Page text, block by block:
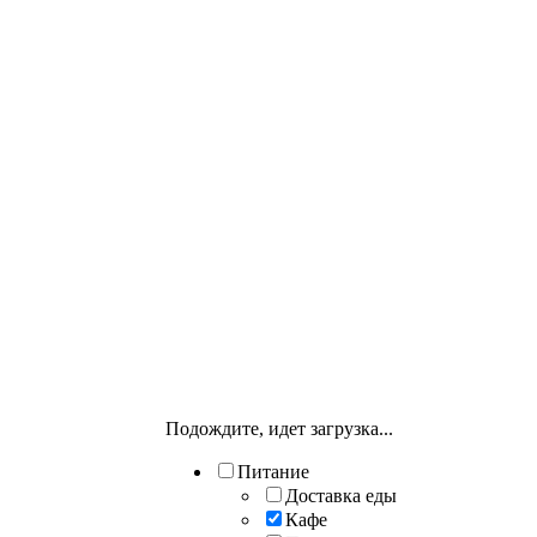
Подождите, идет загрузка...
Питание
Доставка еды
Кафе